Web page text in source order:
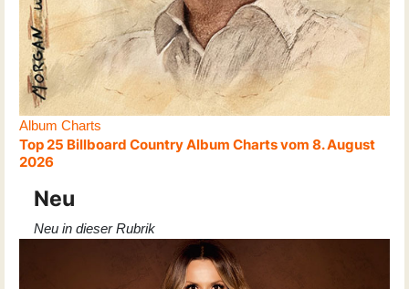
Album Charts
Top 25 Billboard Country Album Charts vom 8. August
2026
Neu
Neu in dieser Rubrik